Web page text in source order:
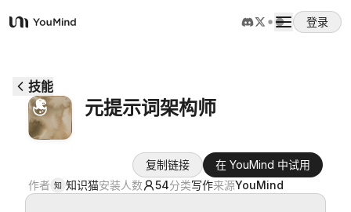
YouMind
登录
使用案例
技能
元提示词架构师
复制链接
在 YouMind 中试用
作者 知 知识猫安装人数 54分类写作来源YouMind